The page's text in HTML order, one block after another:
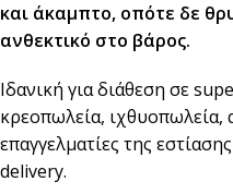
και άκαμπτο, οπότε δε
ανθεκτικό στο βάρος.
Ιδανική για διάθεση σε
κρεοπωλεία, ιχθυοπωλεία,
επαγγελματίες της
delivery.